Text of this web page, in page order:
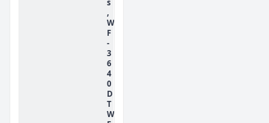
s
,
W
F
-
3
6
4
0
D
T
W